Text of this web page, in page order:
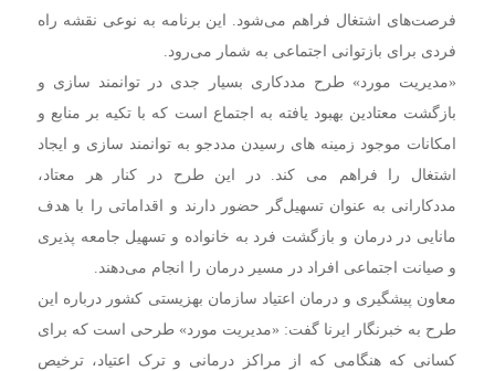
فرصت‌های اشتغال فراهم می‌شود. این برنامه به نوعی نقشه راه
فردی برای بازتوانی اجتماعی به شمار می‌رود.
«مدیریت مورد» طرح مددکاری بسیار جدی در توانمند سازی و
بازگشت معتادین بهبود یافته به اجتماع است که با تکیه بر منابع و
امکانات موجود زمینه های رسیدن مددجو به توانمند سازی و ایجاد
اشتغال را فراهم می کند. در این طرح در کنار هر معتاد،
مددکارانی به ‌عنوان تسهیل‌گر حضور دارند و اقداماتی را با هدف
مانایی در درمان و بازگشت فرد به خانواده و تسهیل جامعه پذیری
و صیانت اجتماعی افراد در مسیر درمان را انجام می‌دهند.
معاون پیشگیری و درمان اعتیاد سازمان بهزیستی کشور درباره این
طرح به خبرنگار ایرنا گفت: «مدیریت مورد» طرحی است که برای
کسانی که هنگامی که از مراکز درمانی و ترک اعتیاد، ترخیص